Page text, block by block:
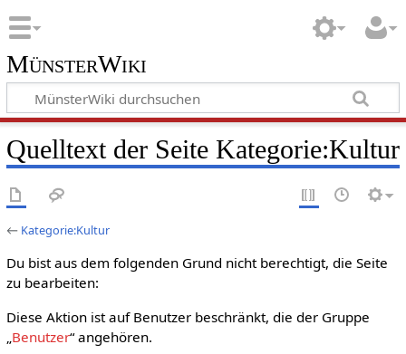
MünsterWiki
Quelltext der Seite Kategorie:Kultur
← Kategorie:Kultur
Du bist aus dem folgenden Grund nicht berechtigt, die Seite
zu bearbeiten:
Diese Aktion ist auf Benutzer beschränkt, die der Gruppe
Benutzer“ angehören.